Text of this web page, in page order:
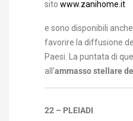
sito www.zanihome.it
e sono disponibili
favorire la diffusione
Paesi. La puntata di
all’ammasso stellare
22 – PLEIADI